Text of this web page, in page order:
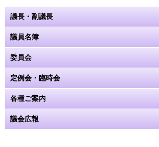
議長・副議長
議員名簿
委員会
定例会・臨時会
各種ご案内
議会広報